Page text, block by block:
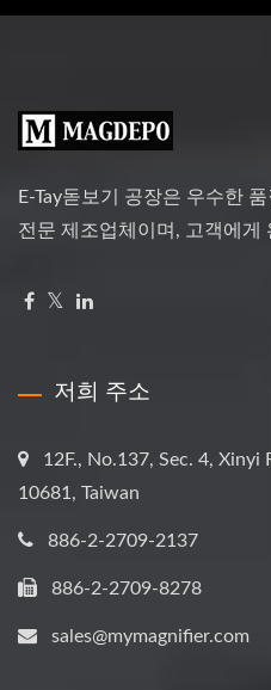
E-Tay돋보기 공장은 우수한
전문 제조업체이며, 고객에게
저희 주소
12F., No.137, Sec. 4, Xinyi
10681, Taiwan
886-2-2709-2137
886-2-2709-8278
sales@mymagnifier.com